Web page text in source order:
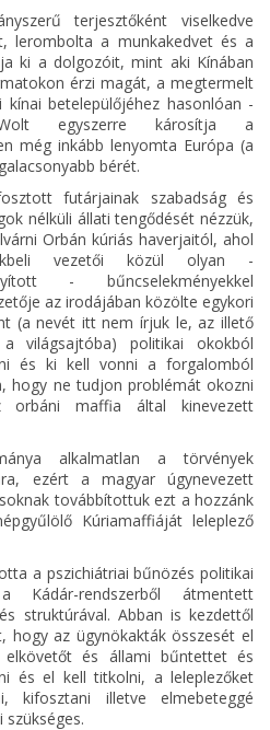
terjesztőként viselkedve
lerombolta a munkakedvet és a
ki a dolgozóit, mint aki Kínában
érzi magát, a megtermelt
betelepülőjéhez hasonlóan -
egyszerre károsítja a
még inkább lenyomta Európa (a
bérét.
futárjainak szabadság és
nélküli állati tengődését nézzük,
Orbán kúriás haverjaitól, ahol
vezetői közül olyan -
- bűncselekményekkel
az irodájában közölte egykori
(a nevét itt nem írjuk le, az illető
világsajtóba) politikai okokból
és ki kell vonni a forgalomból
hogy ne tudjon problémát okozni
maffia által kinevezett
alkalmatlan a törvények
ezért a magyar úgynevezett
továbbítottuk ezt a hozzánk
Kúriamaffiáját leleplező
a pszichiátriai bűnözés politikai
Kádár-rendszerből átmentett
struktúrával. Abban is kezdettől
az ügynökakták összesét el
és állami bűntettet és
és el kell titkolni, a leleplezőket
kifosztani illetve elmebeteggé
szükséges.